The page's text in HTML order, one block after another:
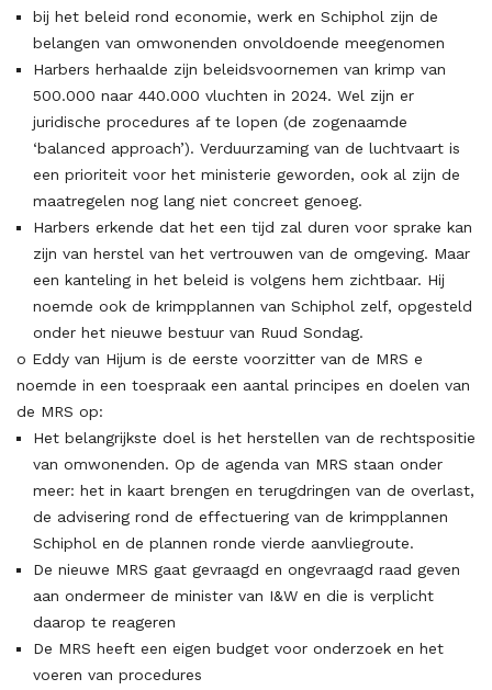
bij het beleid rond economie, werk en Schiphol zijn de
belangen van omwonenden onvoldoende meegenomen
Harbers herhaalde zijn beleidsvoornemen van krimp van
500.000 naar 440.000 vluchten in 2024. Wel zijn er
juridische procedures af te lopen (de zogenaamde
‘balanced approach’). Verduurzaming van de luchtvaart is
een prioriteit voor het ministerie geworden, ook al zijn de
maatregelen nog lang niet concreet genoeg.
Harbers erkende dat het een tijd zal duren voor sprake kan
zijn van herstel van het vertrouwen van de omgeving. Maar
een kanteling in het beleid is volgens hem zichtbaar. Hij
noemde ook de krimpplannen van Schiphol zelf, opgesteld
onder het nieuwe bestuur van Ruud Sondag.
o Eddy van Hijum is de eerste voorzitter van de MRS e
noemde in een toespraak een aantal principes en doelen van
de MRS op:
Het belangrijkste doel is het herstellen van de rechtspositie
van omwonenden. Op de agenda van MRS staan onder
meer: het in kaart brengen en terugdringen van de overlast,
de advisering rond de effectuering van de krimpplannen
Schiphol en de plannen ronde vierde aanvliegroute.
De nieuwe MRS gaat gevraagd en ongevraagd raad geven
aan ondermeer de minister van I&W en die is verplicht
daarop te reageren
De MRS heeft een eigen budget voor onderzoek en het
voeren van procedures